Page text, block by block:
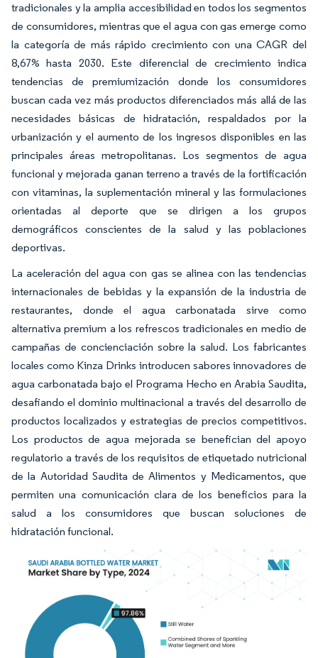
tradicionales y la amplia accesibilidad en todos los segmentos
de consumidores, mientras que el agua con gas emerge como
la categoría de más rápido crecimiento con una CAGR del
8,67% hasta 2030. Este diferencial de crecimiento indica
tendencias de premiumización donde los consumidores
buscan cada vez más productos diferenciados más allá de las
necesidades básicas de hidratación, respaldados por la
urbanización y el aumento de los ingresos disponibles en las
principales áreas metropolitanas. Los segmentos de agua
funcional y mejorada ganan terreno a través de la fortificación
con vitaminas, la suplementación mineral y las formulaciones
orientadas al deporte que se dirigen a los grupos
demográficos conscientes de la salud y las poblaciones
deportivas.
La aceleración del agua con gas se alinea con las tendencias
internacionales de bebidas y la expansión de la industria de
restaurantes, donde el agua carbonatada sirve como
alternativa premium a los refrescos tradicionales en medio de
campañas de concienciación sobre la salud. Los fabricantes
locales como Kinza Drinks introducen sabores innovadores de
agua carbonatada bajo el Programa Hecho en Arabia Saudita,
desafiando el dominio multinacional a través del desarrollo de
productos localizados y estrategias de precios competitivos.
Los productos de agua mejorada se benefician del apoyo
regulatorio a través de los requisitos de etiquetado nutricional
de la Autoridad Saudita de Alimentos y Medicamentos, que
permiten una comunicación clara de los beneficios para la
salud a los consumidores que buscan soluciones de
hidratación funcional.